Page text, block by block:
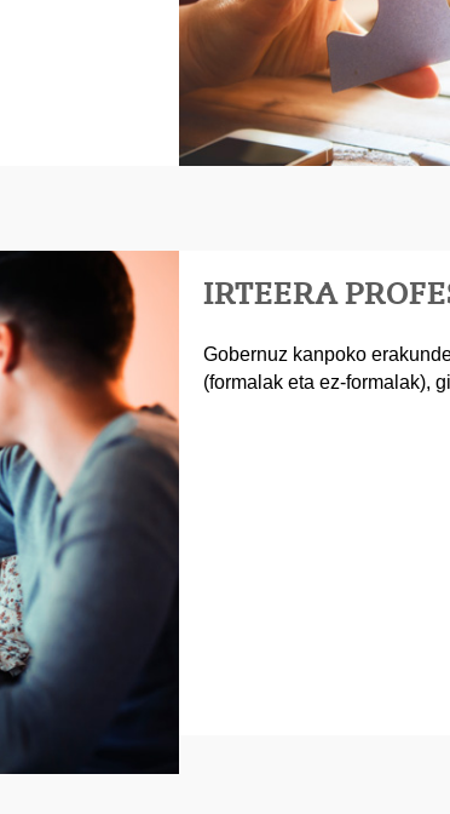
IRTEERA
Gobernuz kanpoko
(formalak eta ez-formalak),